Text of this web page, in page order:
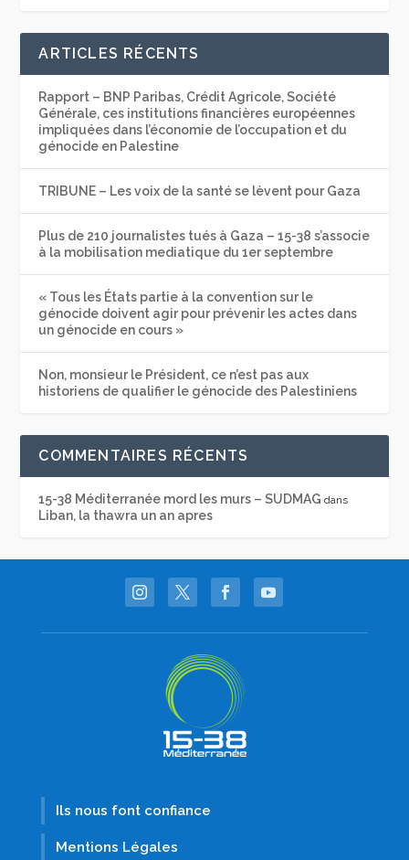
ARTICLES RÉCENTS
Rapport – BNP Paribas, Crédit Agricole, Société
Générale, ces institutions financières européennes
impliquées dans l’économie de l’occupation et du
génocide en Palestine
TRIBUNE – Les voix de la santé se lèvent pour Gaza
Plus de 210 journalistes tués à Gaza – 15-38 s’associe
à la mobilisation mediatique du 1er septembre
« Tous les États partie à la convention sur le
génocide doivent agir pour prévenir les actes dans
un génocide en cours »
Non, monsieur le Président, ce n’est pas aux
historiens de qualifier le génocide des Palestiniens
COMMENTAIRES RÉCENTS
15-38 Méditerranée mord les murs – SUDMAG dans
Liban, la thawra un an apres
Ils nous font confiance
Mentions Légales